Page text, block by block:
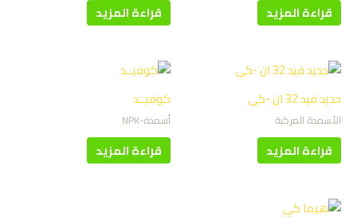
قراءة المزيد قراءة المزيد
حديد فيد 32 ان -كى
الأسمدة المركبة
قراءة المزيد
كوفيــد
أسمدة-NPK
قراءة المزيد